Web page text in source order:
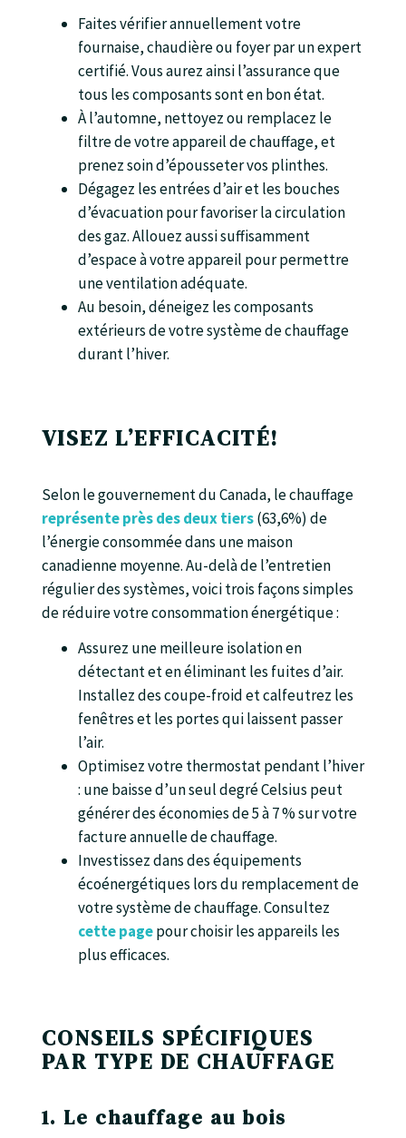
Faites vérifier annuellement votre
fournaise, chaudière ou foyer par un expert
certifié. Vous aurez ainsi l’assurance que
tous les composants sont en bon état.
À l’automne, nettoyez ou remplacez le
filtre de votre appareil de chauffage, et
prenez soin d’épousseter vos plinthes.
Dégagez les entrées d’air et les bouches
d’évacuation pour favoriser la circulation
des gaz. Allouez aussi suffisamment
d’espace à votre appareil pour permettre
une ventilation adéquate.
Au besoin, déneigez les composants
extérieurs de votre système de chauffage
durant l’hiver.
VISEZ L’EFFICACITÉ!
Selon le gouvernement du Canada, le chauffage
représente près des deux tiers(63,6%) de
l’énergie consommée dans une maison
canadienne moyenne. Au-delà de l’entretien
régulier des systèmes, voici trois façons simples
de réduire votre consommation énergétique :
Assurez une meilleure isolation en
détectant et en éliminant les fuites d’air.
Installez des coupe-froid et calfeutrez les
fenêtres et les portes qui laissent passer
l’air.
Optimisez votre thermostat pendant l’hiver
: une baisse d’un seul degré Celsius peut
générer des économies de 5 à 7 % sur votre
facture annuelle de chauffage.
Investissez dans des équipements
écoénergétiques lors du remplacement de
votre système de chauffage. Consultez
cette pagepour choisir les appareils les
plus efficaces.
CONSEILS SPÉCIFIQUES
PAR TYPE DE CHAUFFAGE
1. Le chauffage au bois